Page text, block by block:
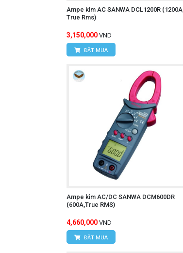
Ampe kìm AC SANWA DCL1200R (1200A,
True Rms)
3,150,000 VND
ĐẶT MUA
Ampe kìm AC/DC SANWA DCM600DR
(600A,True RMS)
4,660,000 VND
ĐẶT MUA